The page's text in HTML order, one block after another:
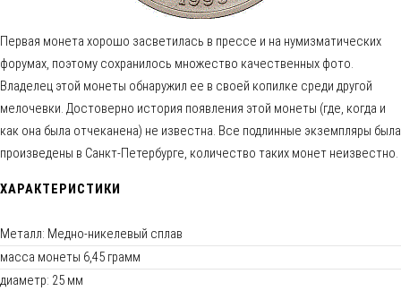
Первая монета хорошо засветилась в прессе и на нумизматических
форумах, поэтому сохранилось множество качественных фото.
Владелец этой монеты обнаружил ее в своей копилке среди другой
мелочевки. Достоверно история появления этой монеты (где, когда и
как она была отчеканена) не известна. Все подлинные экземпляры была
произведены в Санкт-Петербурге, количество таких монет неизвестно.
ХАРАКТЕРИСТИКИ
Металл: Медно-никелевый сплав
масса монеты 6,45 грамм
диаметр: 25 мм